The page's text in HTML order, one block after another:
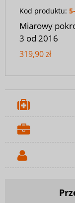
Kod produktu:
Miarowy
3 od 2016
319,90 zł